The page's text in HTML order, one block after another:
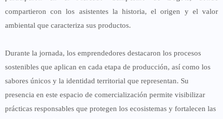
compartieron con los asistentes la historia, el origen y el valor
ambiental que caracteriza sus productos.
Durante la jornada, los emprendedores destacaron los procesos
sostenibles que aplican en cada etapa de producción, así como los
sabores únicos y la identidad territorial que representan. Su
presencia en este espacio de comercialización permite visibilizar
prácticas responsables que protegen los ecosistemas y fortalecen las